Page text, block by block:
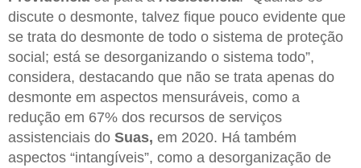
discute o desmonte, talvez fique pouco evidente que
se trata do desmonte de todo o sistema de proteção
social; está se desorganizando o sistema todo”,
considera, destacando que não se trata apenas do
desmonte em aspectos mensuráveis, como a
redução em 67% dos recursos de serviços
assistenciais do Suas, em 2020. Há também
aspectos “intangíveis”, como a desorganização de